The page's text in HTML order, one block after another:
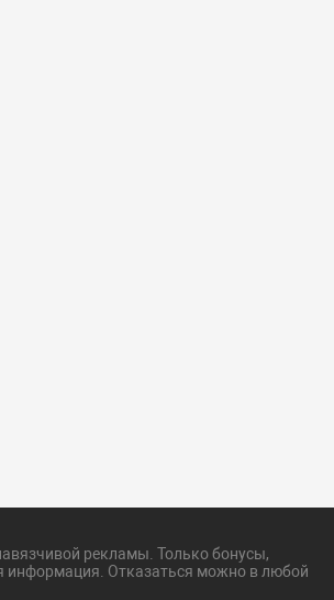
рекламы. Только бонусы,
информация. Отказаться можно в любой